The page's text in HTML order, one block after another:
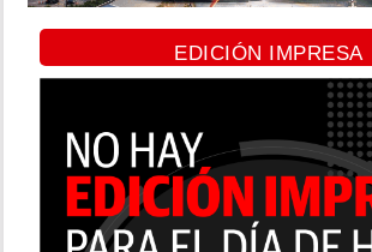
EDICIÓN IMPRESA